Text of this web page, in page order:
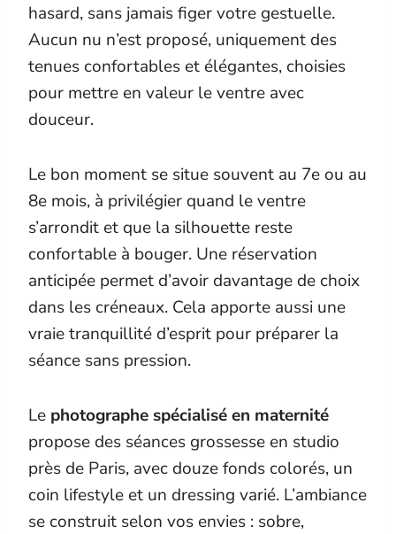
hasard, sans jamais figer votre gestuelle.
Aucun nu n’est proposé, uniquement des
tenues confortables et élégantes, choisies
pour mettre en valeur le ventre avec
douceur.
Le bon moment se situe souvent au 7e ou au
8e mois, à privilégier quand le ventre
s’arrondit et que la silhouette reste
confortable à bouger. Une réservation
anticipée permet d’avoir davantage de choix
dans les créneaux. Cela apporte aussi une
vraie tranquillité d’esprit pour préparer la
séance sans pression.
Le photographe spécialisé en maternité
propose des séances grossesse en studio
près de Paris, avec douze fonds colorés, un
coin lifestyle et un dressing varié. L’ambiance
se construit selon vos envies : sobre,